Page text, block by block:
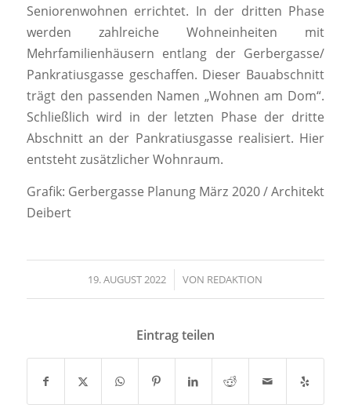
Seniorenwohnen errichtet. In der dritten Phase
werden zahlreiche Wohneinheiten mit
Mehrfamilienhäusern entlang der Gerbergasse/
Pankratiusgasse geschaffen. Dieser Bauabschnitt
trägt den passenden Namen „Wohnen am Dom“.
Schließlich wird in der letzten Phase der dritte
Abschnitt an der Pankratiusgasse realisiert. Hier
entsteht zusätzlicher Wohnraum.
Grafik: Gerbergasse Planung März 2020 / Architekt
Deibert
19. AUGUST 2022
/ VON REDAKTION
Eintrag teilen